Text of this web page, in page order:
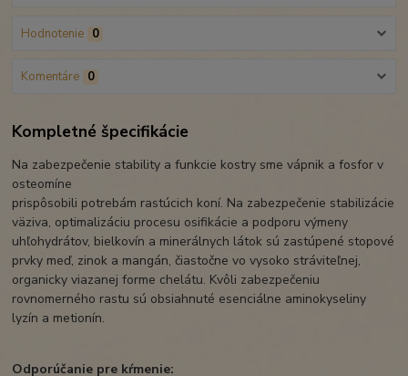
Hodnotenie 0
Komentáre 0
Kompletné špecifikácie
Na zabezpečenie stability a funkcie kostry sme vápnik a fosfor v
osteomíne
prispôsobili potrebám rastúcich koní. Na zabezpečenie stabilizácie
väziva, optimalizáciu procesu osifikácie a podporu výmeny
uhľohydrátov, bielkovín a minerálnych látok sú zastúpené stopové
prvky meď, zinok a mangán, čiastočne vo vysoko stráviteľnej,
organicky viazanej forme chelátu. Kvôli zabezpečeniu
rovnomerného rastu sú obsiahnuté esenciálne aminokyseliny
lyzín a metionín.
Odporúčanie pre kŕmenie: